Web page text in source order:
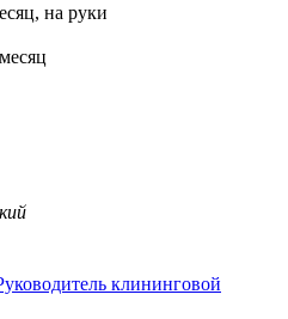
на руки
клининговой